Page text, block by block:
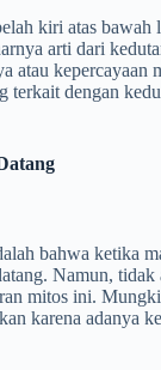
kiri atas bawah
arti dari
atau kepercayaan
terkait dengan
bahwa ketika
Namun,
mitos ini.
karena adanya